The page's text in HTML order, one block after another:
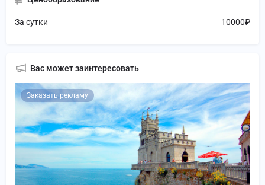
За сутки 10000₽
Вас может заинтересовать
Заказать рекламу